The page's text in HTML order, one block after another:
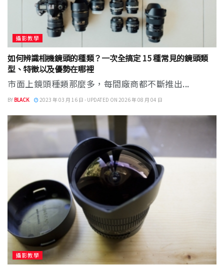
攝影教學
如何辨識相機鏡頭的種類？一次全搞定 15 種常見的鏡頭類
型、特徵以及優勢在哪裡
市面上鏡頭種類那麼多，每間廠商都不斷推出...
BY BLACK 2023 年 03 月 16 日 - UPDATED ON 2026 年 08 月 04 日
攝影教學